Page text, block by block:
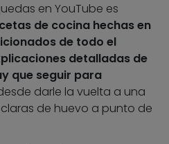
en YouTube es
de cocina hechas en
de todo el
detalladas de
que seguir para
darle la vuelta a una
de huevo a punto de